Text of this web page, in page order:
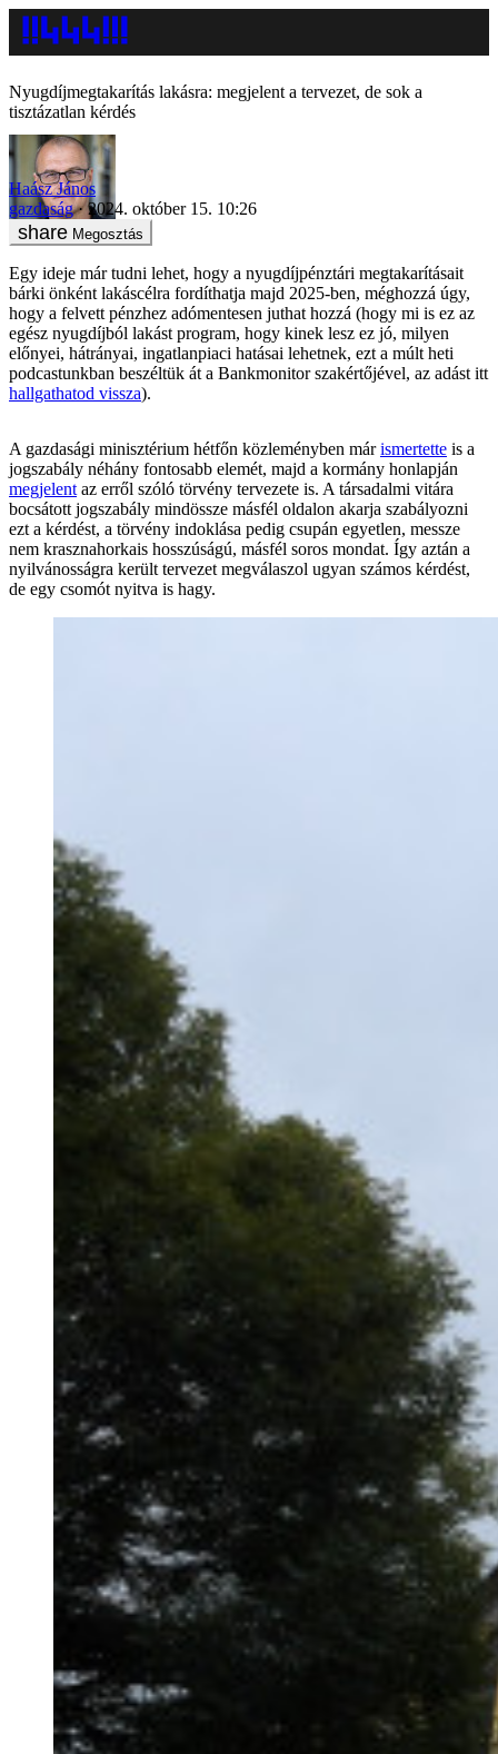
Nyugdíjmegtakarítás lakásra: megjelent a tervezet, de sok a
tisztázatlan kérdés
Haász János
gazdaság
2024. október 15. 10:26
Megosztás
Egy ideje már tudni lehet, hogy a nyugdíjpénztári megtakarításait
bárki önként lakáscélra fordíthatja majd 2025-ben, méghozzá úgy,
hogy a felvett pénzhez adómentesen juthat hozzá (hogy mi is ez az
egész nyugdíjból lakást program, hogy kinek lesz ez jó, milyen
előnyei, hátrányai, ingatlanpiaci hatásai lehetnek, ezt a múlt heti
podcastunkban beszéltük át a Bankmonitor szakértőjével, az adást itt
hallgathatod vissza).
A gazdasági minisztérium hétfőn közleményben márismertette is a
jogszabály néhány fontosabb elemét, majd a kormány honlapján
megjelent az erről szóló törvény tervezete is. A társadalmi vitára
bocsátott jogszabály mindössze másfél oldalon akarja szabályozni
ezt a kérdést, a törvény indoklása pedig csupán egyetlen, messze
nem krasznahorkais hosszúságú, másfél soros mondat. Így aztán a
nyilvánosságra került tervezet megválaszol ugyan számos kérdést,
de egy csomót nyitva is hagy.